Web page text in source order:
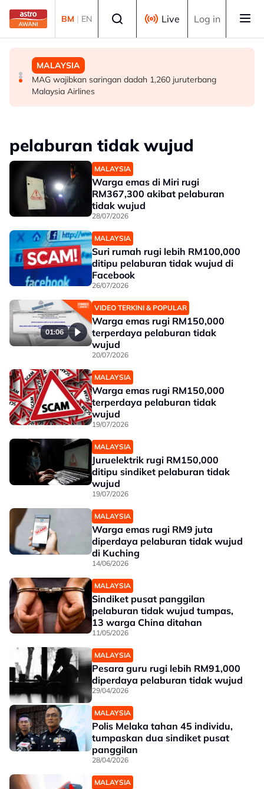
Skip to main content
BM | EN Live Log in
DUNIA
Remaja dimasukkan ke hospital selepas insiden
tembakan di barat Sydney
POLITIK
[TERKINI] 10 ADUN BN-PN dilantik Exco, terajui
pentadbiran Negeri Sembilan
MALAYSIA
MAG wajibkan saringan dadah 1,260 juruterbang
Malaysia Airlines
pelaburan tidak wujud
MALAYSIA
Warga emas di Miri rugi
RM367,300 akibat pelaburan
tidak wujud
28/07/2026
MALAYSIA
Suri rumah rugi lebih RM100,000
ditipu pelaburan tidak wujud di
Facebook
26/07/2026
01:06
VIDEO TERKINI & POPULAR
Warga emas rugi RM150,000
terperdaya pelaburan tidak
wujud
20/07/2026
MALAYSIA
Warga emas rugi RM150,000
terperdaya pelaburan tidak
wujud
19/07/2026
MALAYSIA
Juruelektrik rugi RM150,000
ditipu sindiket pelaburan tidak
wujud
19/07/2026
MALAYSIA
Warga emas rugi RM9 juta
diperdaya pelaburan tidak wujud
di Kuching
14/06/2026
MALAYSIA
Sindiket pusat panggilan
pelaburan tidak wujud tumpas,
13 warga China ditahan
11/05/2026
MALAYSIA
Pesara guru rugi lebih RM91,000
diperdaya pelaburan tidak wujud
29/04/2026
MALAYSIA
Polis Melaka tahan 45 individu,
tumpaskan dua sindiket pusat
panggilan
28/04/2026
MALAYSIA